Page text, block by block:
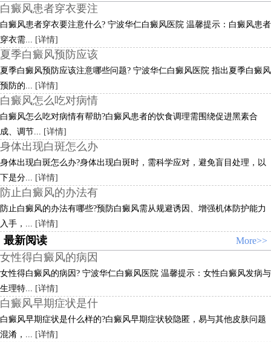
白癜风患者穿衣要注
白癜风患者穿衣要注意什么? 宁波华仁白癜风医院 温馨提示：白癜风患者
穿衣需... [详情]
夏季白癜风预防应该
夏季白癜风预防应该注意哪些问题? 宁波华仁白癜风医院 指出夏季白癜风
预防的... [详情]
白癜风怎么吃对病情
白癜风怎么吃对病情有帮助?白癜风患者的饮食调理需围绕促进黑素合
成、调节... [详情]
身体出现白斑怎么办
身体出现白斑怎么办?身体出现白斑时，需科学应对，避免盲目处理，以
下是分... [详情]
防止白癜风的办法有
防止白癜风的办法有哪些?预防白癜风需从规避诱因、增强机体防护能力
入手，... [详情]
最新阅读 More>>
女性得白癜风的病因
女性得白癜风的病因? 宁波华仁白癜风医院 温馨提示：女性白癜风发病与
生理特... [详情]
白癜风早期症状是什
白癜风早期症状是什么样的?白癜风早期症状较隐匿，易与其他皮肤问题
混淆，... [详情]